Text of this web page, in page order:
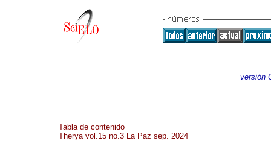
versión
Tabla de contenido
Therya vol.15 no.3 La Paz sep. 2024